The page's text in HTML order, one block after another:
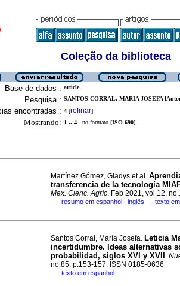
Coleção da biblioteca
Base de dados : article
Pesquisa : SANTOS CORRAL, MARIA JOSEFA
encontradas : 4 [refinar]
Mostrando: 1 .. 4 no formato [ISO 690]
Martínez Gómez, Gladys et al.
transferencia de la tecnología
Mex. Cienc. Agríc, Feb 2021, vol.12,
· resumo em espanhol inglês · texto
Santos Corral, María Josefa. Leticia
incertidumbre. Ideas alternativas
probabilidad, siglos XVI y XVII
.
no.85, p.153-157. ISSN 0185-0636
· texto em espanhol